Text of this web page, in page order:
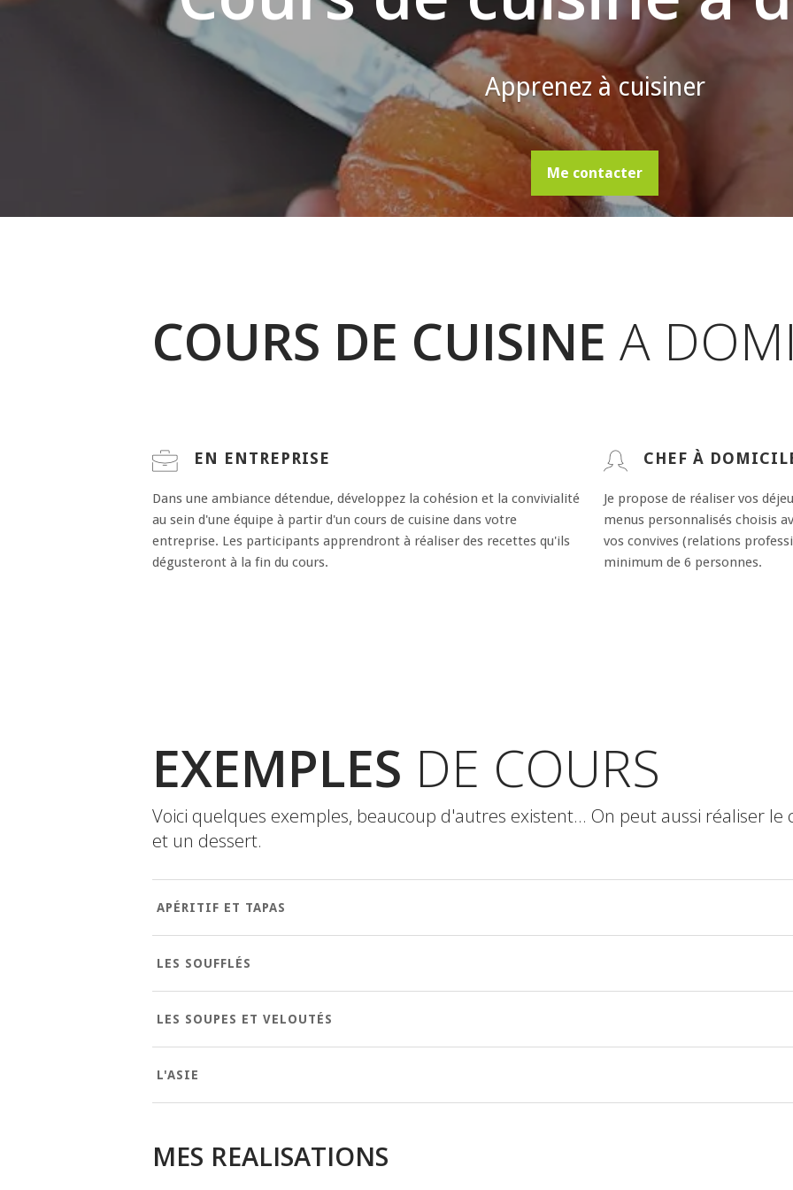
Apprenez à cuisiner
Me contacter
COURS DE CUISINE A
EN ENTREPRISE
Dans une ambiance détendue, développez la cohésion et la convivialité
au sein d'une équipe à partir d'un cours de cuisine dans votre
entreprise. Les participants apprendront à réaliser des recettes qu'ils
dégusteront à la fin du cours.
CHEF À
Je propose de réaliser vos
menus personnalisés choisis
vos convives (relations
minimum de 6 personnes.
EXEMPLES DE COURS
Voici quelques exemples, beaucoup d'autres existent... On peut aussi réaliser
et un dessert.
APÉRITIF ET TAPAS
LES SOUFFLÉS
LES SOUPES ET VELOUTÉS
L'ASIE
MES REALISATIONS